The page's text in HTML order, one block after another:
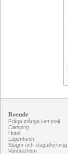
Boende
Fråga många i ett mail
Camping
Hotell
Lägenheter
Stugor och stuguthyrning
Vandrarhem